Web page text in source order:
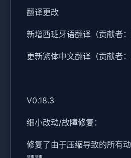
翻译更改
新增西班牙语翻译（贡献者：
更新繁体中文翻译（贡献者
V0.18.3
细小改动/故障修复：
修复了由于压缩导致的所有